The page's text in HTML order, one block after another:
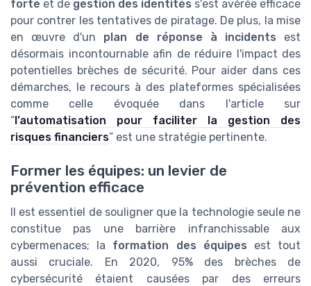
forte et de gestion des identités s'est avérée efficace
pour contrer les tentatives de piratage. De plus, la mise
en œuvre d'un plan de réponse à incidents est
désormais incontournable afin de réduire l'impact des
potentielles brèches de sécurité. Pour aider dans ces
démarches, le recours à des plateformes spécialisées
comme celle évoquée dans l'article sur
“l’automatisation pour faciliter la gestion des
risques financiers” est une stratégie pertinente.
Former les équipes: un levier de
prévention efficace
Il est essentiel de souligner que la technologie seule ne
constitue pas une barrière infranchissable aux
cybermenaces; la formation des équipes est tout
aussi cruciale. En 2020, 95% des brèches de
cybersécurité étaient causées par des erreurs